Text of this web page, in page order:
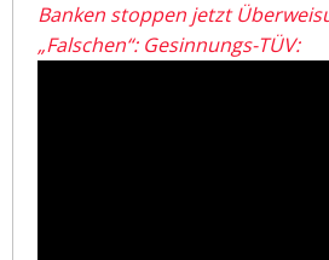
Banken stoppen jetzt
„Falschen“: Gesinnungs-TÜV: